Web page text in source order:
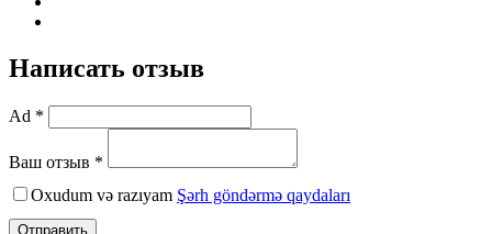
Написать отзыв
Ad *
Ваш отзыв *
Oxudum və razıyam Şərh göndərmə qaydaları
Отправить